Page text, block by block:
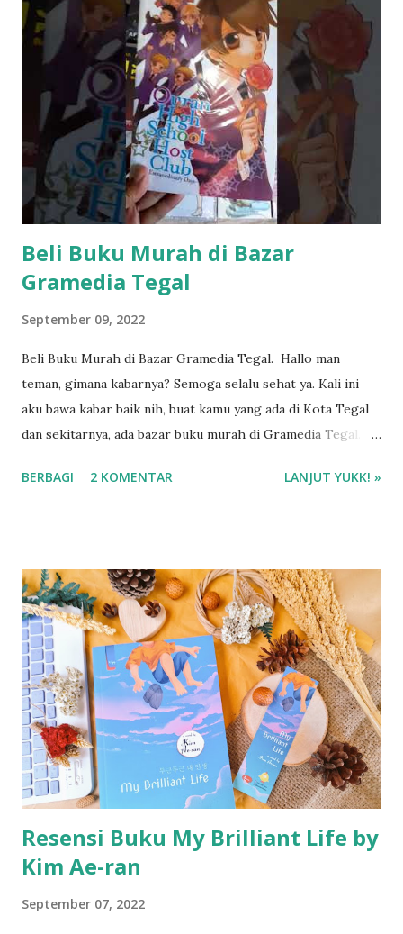
Beli Buku Murah di Bazar
Gramedia Tegal
September 09, 2022
Beli Buku Murah di Bazar Gramedia Tegal. Hallo man
teman, gimana kabarnya? Semoga selalu sehat ya. Kali ini
aku bawa kabar baik nih, buat kamu yang ada di Kota Tegal
dan sekitarnya, ada bazar buku murah di Gramedia Tegal.
Gramedia Tegal. Kalau Gramedia Tegal ada di grand
per buku. Untuk komik dijual per 3 buku harga 10 rb. Jadi,
aku beneran ngeborong dengan harga yang sangat
terjangkau.
BERBAGI 2 KOMENTAR LANJUT YUKK! »
Resensi Buku My Brilliant Life by
Kim Ae-ran
September 07, 2022